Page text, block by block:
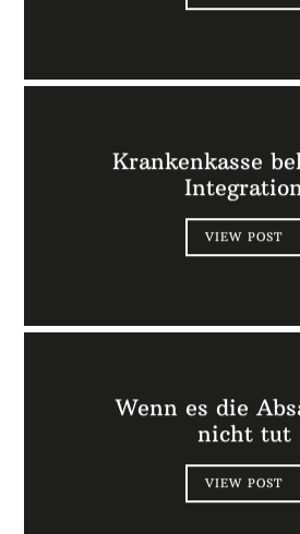
Krankenkasse
VIEW POST
Wenn es die
nicht tut
VIEW POST